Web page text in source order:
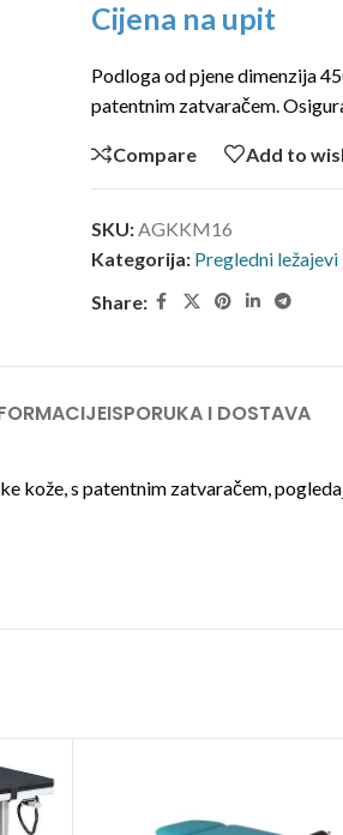
Cijena na upit
Podloga od pjene dimenzija
patentnim zatvaračem.
Compare Add to
SKU:AGKKM16
Kategorija: Pregledni
Share:
ISPORUKA I DOSTAVA
kože, s patentnim zatvaračem,